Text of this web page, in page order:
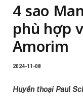
4 sao
phù hợp
Amorim
2024-11-08
Huyền thoại Paul